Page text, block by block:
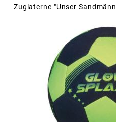
Zuglaterne "Unser